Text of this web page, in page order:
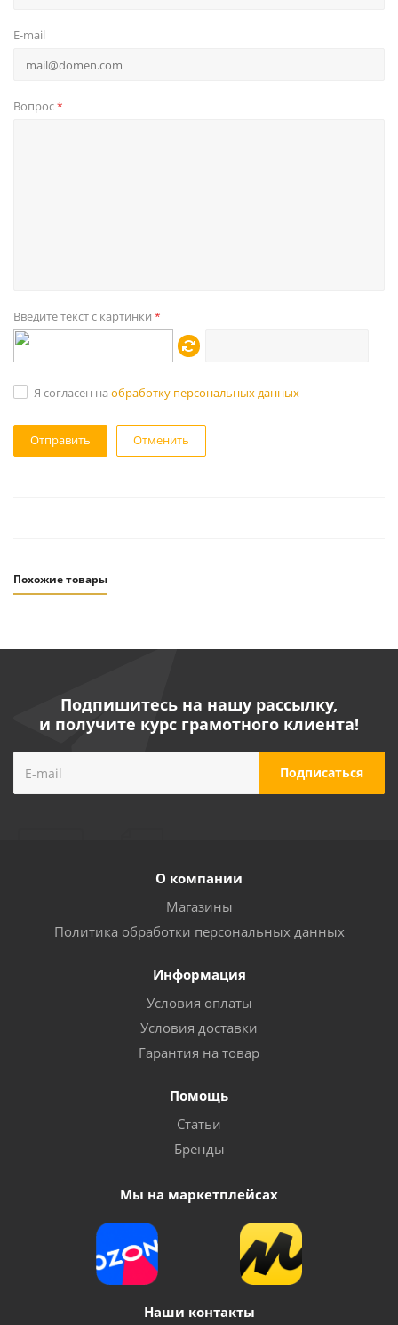
E-mail
Вопрос*
Введите текст с картинки *
Я согласен на обработку персональных данных
Отменить
Похожие товары
Достаточно
Гибкий вал глубинного вибратора с булавой 35
мм, 1,5 м FTL
Подпишитесь на нашу рассылку,
и получите курс грамотного клиента!
О компании
Магазины
Политика обработки персональных данных
Информация
Условия оплаты
Условия доставки
Гарантия на товар
Помощь
Статьи
Бренды
Мы на маркетплейсах
Наши контакты